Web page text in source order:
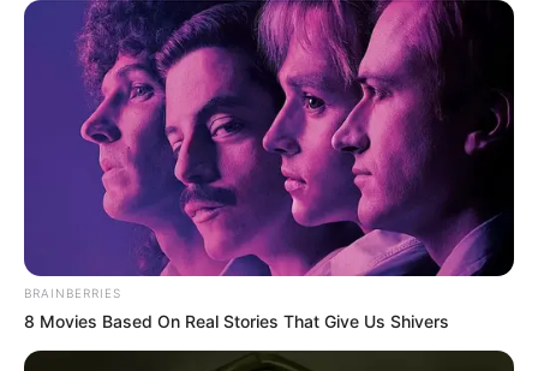
BRAINBERRIES
8 Movies Based On Real Stories That Give Us Shivers